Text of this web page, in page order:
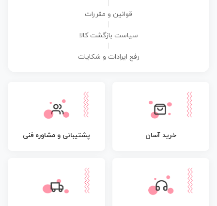
قوانین و مقررات
سیاست بازگشت کالا
رفع ایرادات و شکایات
خرید آسان پشتیبانی و مشاوره فنی